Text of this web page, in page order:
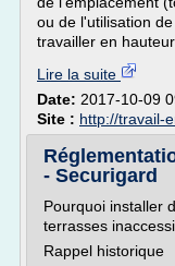
ou de l'utilisation
travailler en hauteur
Lire la suite
Date: 2017-10-09
Site : http://travail-
- Securigard
Pourquoi installer
terrasses
Rappel historique